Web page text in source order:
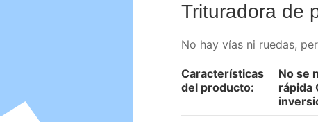
Trituradora de
No hay vías ni ruedas,
Características
del producto:
No se
rápida